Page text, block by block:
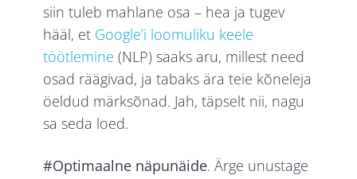
siin tuleb mahlane osa – hea ja tugev
hääl, et Google’i loomuliku keele
töötlemine (NLP) saaks aru, millest need
osad räägivad, ja tabaks ära teie kõneleja
öeldud märksõnad. Jah, täpselt nii, nagu
sa seda loed.
#Optimaalne näpunäide. Ärge unustage